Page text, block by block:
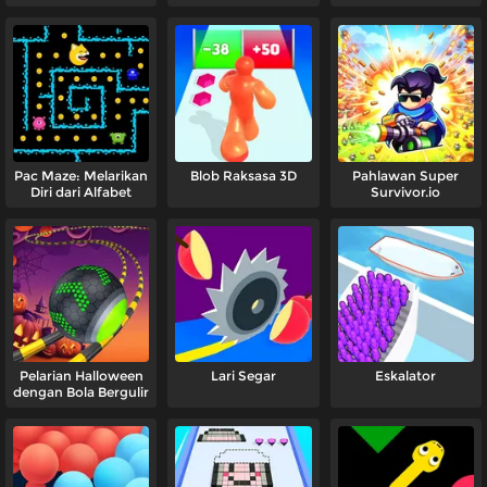
Pac Maze: Melarikan
Diri dari Alfabet
Blob Raksasa 3D
Pahlawan Super
Survivor.io
Pelarian Halloween
dengan Bola Bergulir
Lari Segar Eskalator